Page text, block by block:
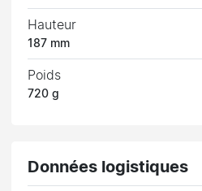
Hauteur
187 mm
Poids
720 g
Données logistiques